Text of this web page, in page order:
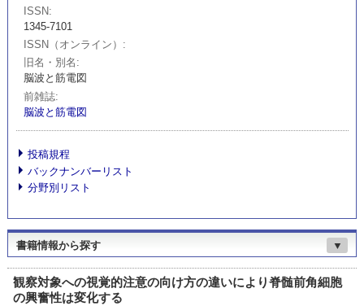
ISSN
1345-7101
ISSN（オンライン）
旧名・別名
脳波と筋電図
前雑誌
脳波と筋電図
投稿規程
バックナンバーリスト
分野別リスト
書籍情報から探す ▼
観察対象への視覚的注意の向け方の違いにより脊髄前角細胞
の興奮性は変化する